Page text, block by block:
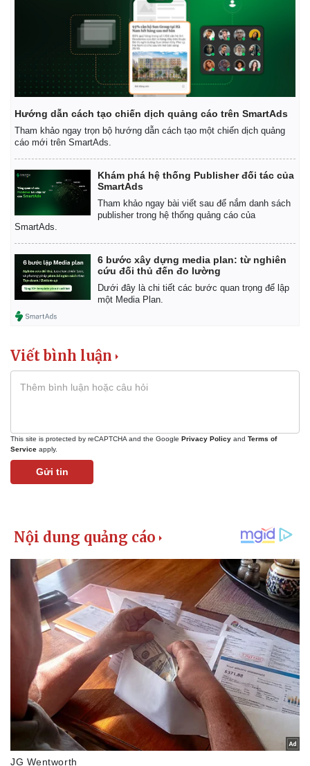
Bất động sản
Hướng dẫn cách tạo chiến dịch quảng cáo trên SmartAds
Tham khảo ngay trọn bộ hướng dẫn cách tạo một chiến dịch quảng
cáo mới trên SmartAds.
Khám phá hệ thống Publisher đối tác của
SmartAds
Tham khảo ngay bài viết sau để nắm danh sách
publisher trong hệ thống quảng cáo của
SmartAds.
6 bước xây dựng media plan: từ nghiên
cứu đối thủ đến đo lường
Dưới đây là chi tiết các bước quan trọng để lập
một Media Plan.
Viết bình luận
This site is protected by reCAPTCHA and the Google Privacy Policy and Terms of
Service apply.
Gửi tin